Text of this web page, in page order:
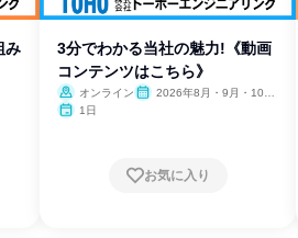
み
3分でわかる当社の魅力!《動画
コンテンツはこちら》
オンライン
2026年8月・9月・10
1日
お気に入り